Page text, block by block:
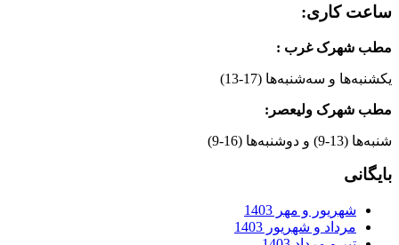
ساعت کاری:
مطب شهرک غرب :
یکشنبه‌ها و سه‌شنبه‌ها (17-13)
مطب شهرک ولیعصر:
شنبه‌ها (13-9) و دوشنبه‌ها (16-9)
بایگانی
شهریور و مهر 1403
مرداد و شهریور 1403